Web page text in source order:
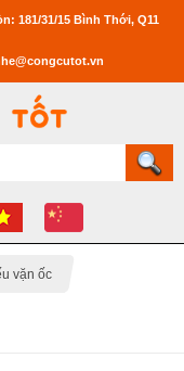
181/31/15 Bình Thới, Q11
vặn ốc